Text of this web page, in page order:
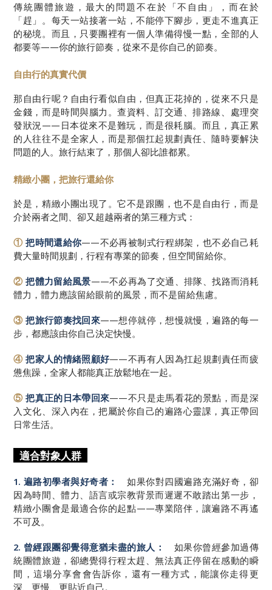
傳統團體旅遊，最大的問題不在於「不自由」，而在於
「趕」。每天一站接著一站，不能停下腳步，更走不進真正
的秘境。而且，只要團裡有一個人準備得慢一點，全部的人
都要等——你的旅行節奏，從來不是你自己的節奏。
自由行的真實代價
那自由行呢？自由行看似自由，但真正花掉的，從來不只是
金錢，而是時間與腦力。查資料、訂交通、排路線、處理突
發狀況——日本從來不是難玩，而是很耗腦。而且，真正累
的人往往不是全家人，而是那個扛起規劃責任、隨時要解決
問題的人。旅行結束了，那個人卻比誰都累。
精緻小團，把旅行還給你
於是，精緻小團出現了。它不是跟團，也不是自由行，而是
介於兩者之間、卻又超越兩者的第三種方式：
①把時間還給你——不必再被制式行程綁架，也不必自己耗
費大量時間規劃，行程有專業的節奏，但空間留給你。
②把體力留給風景——不必再為了交通、排隊、找路而消耗
體力，體力應該留給眼前的風景，而不是留給焦慮。
③把旅行節奏找回來——想停就停，想慢就慢，遍路的每一
步，都應該由你自己決定快慢。
④把家人的情緒照顧好——不再有人因為扛起規劃責任而疲
憊焦躁，全家人都能真正放鬆地在一起。
⑤把真正的日本帶回來——不只是走馬看花的景點，而是深
入文化、深入內在，把屬於你自己的遍路心靈課，真正帶回
日常生活。
適合對象人群
1. 遍路初學者與好奇者：
如果你對四國遍路充滿好奇，卻
因為時間、體力、語言或宗教背景而遲遲不敢踏出第一步，
精緻小團會是最適合你的起點——專業陪伴，讓遍路不再遙
不可及。
2. 曾經跟團卻覺得意猶未盡的旅人：
如果你曾經參加過傳
統團體旅遊，卻總覺得行程太趕、無法真正停留在感動的瞬
間，這場分享會會告訴你，還有一種方式，能讓你走得更
深、更慢、更貼近自己。